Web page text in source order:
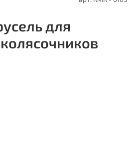
для